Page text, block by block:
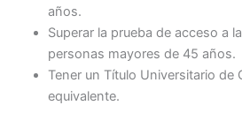
años.
Superar la prueba de acceso a
personas mayores de 45 años.
Tener un Título Universitario de
equivalente.